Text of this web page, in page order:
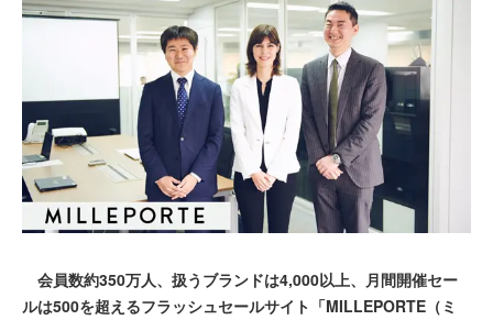
会員数約350万人、扱うブランドは4,000以上、月間開催セー
ルは500を超えるフラッシュセールサイト「MILLEPORTE（ミ